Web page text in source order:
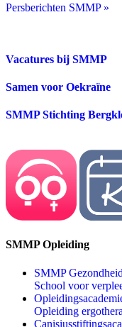
Persberichten SMMP »
Vacatures bij SMMP
Samen voor Oekraïne
SMMP Stichting
SMMP Opleiding
SMMP
School voor
Opleiding